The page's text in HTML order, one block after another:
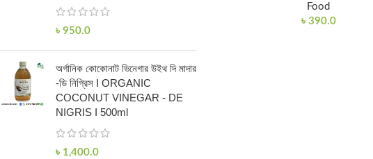
৳ 950.0
অর্গানিক কোকোনাট ভিনেগার উইথ দি মাদার
-ডি নিগ্রিস I ORGANIC
COCONUT VINEGAR - DE
NIGRIS I 500ml
৳ 1,400.0
Food
৳ 390.0